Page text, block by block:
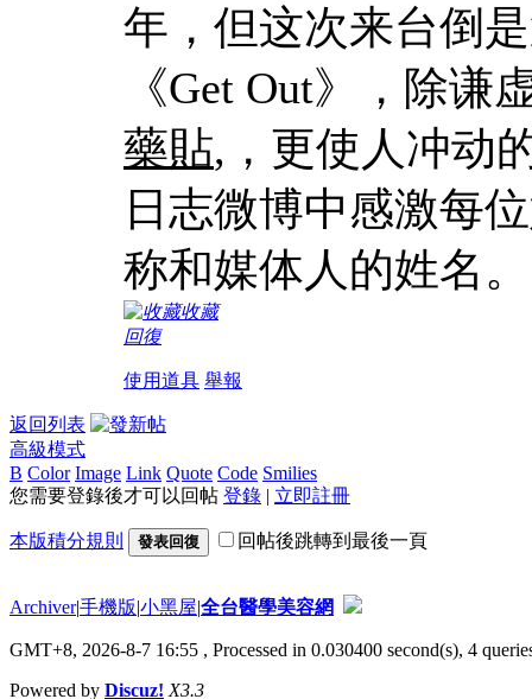
年，但这次来台倒
《Get Out》，除
藥貼,，更使人冲动
日志微博中感激每
称和媒体人的姓名。
收藏
回復
使用道具 舉報
返回列表
高級模式
B Color Image Link Quote Code Smilies
您需要登錄後才可以回帖 登錄 | 立即註冊
本版積分規則 發表回復 回帖後跳轉到最後一頁
Archiver|手機版|小黑屋|全台醫學美容網
GMT+8, 2026-8-7 16:55 , Processed in 0.030400 second(s), 4
Powered by Discuz! X3.3